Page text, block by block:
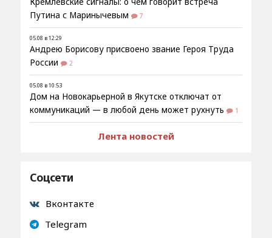
Путина с Маринычевым
7
05.08 в 12:29
Андрею Борисову присвоено звание Героя Труда
России
2
05.08 в 10:53
Дом на Новокарьерной в Якутске отключат от
коммуникаций — в любой день может рухнуть
1
Лента новостей
Соцсети
Вконтакте
Telegram